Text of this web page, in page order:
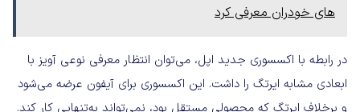
های خودران معرفی کرد
در رابطه با اکسسوری جدید اپل، می‌توان انتظار معرفی نوعی آویز با
ابعادی مشابه ایرتگ را داشت. این اکسسوری برای آیفون عرضه می‌شود
و برخلاف ایرتگ که محصولی مستقل بود، نمی‌تواند به‌تنهایی کار کند.